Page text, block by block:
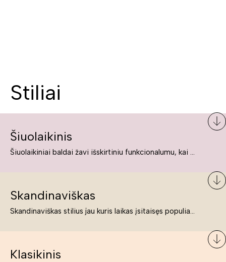
Stiliai
Šiuolaikinis
Šiuolaikiniai baldai žavi išskirtiniu funkcionalumu, kai kurie jų pelnytai net pavadinami meno kūriniais, nes jie tikrai yra išskirtiniai, originalūs ir puikiai atliepiantys į šiuolaikinių žmonių poreikius bei gyvenimo būdo ypatumus.
Skandinaviškas
Skandinaviškas stilius jau kuris laikas įsitaisęs populiariausiųjų sąraše. Namai, butai labai dažnai įrengiami remiantis būtent šio stiliaus ypatumais. Dėl švelnių spalvų, praktiškumo ir estetikos jis masina tuos, kurie neabejingi šviesiem ar neutralių spalvų koloritui, paprastumui, funkcionalumui, natūralumui ir stilingai estetikai. Platų skandinaviškų baldų spektrą rasite „Deinavos baldų“ asortimente.
Klasikinis